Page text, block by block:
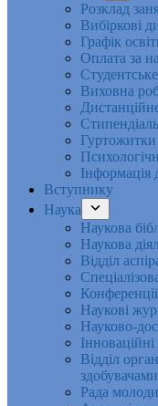
Розклад
Вибіркові
Графік
Оплата за
Виховна
Гуртожитки
Інформація
Вступнику
Наука
Наукова
Наукова
Відділ
Конференції
Наукові
Науково-
Відділ
Рада